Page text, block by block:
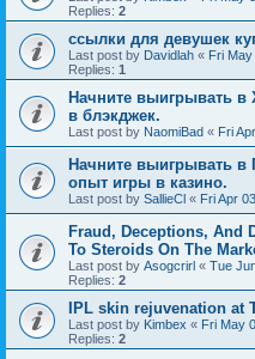
Replies: 2
ссылки для девушек
Last post by Davidlah « Fri
Replies: 1
Начните выигрывать
в блэкджек.
Last post by NaomiBad « Fri
Начните выигрывать
опыт игры в казино.
Last post by SallieCl « Fri Apr
Fraud, Deceptions, And
To Steroids On The
Last post by Asogcrirl « Tue
Replies: 2
IPL skin rejuvenation at
Last post by Kimbex « Fri May
Replies: 2